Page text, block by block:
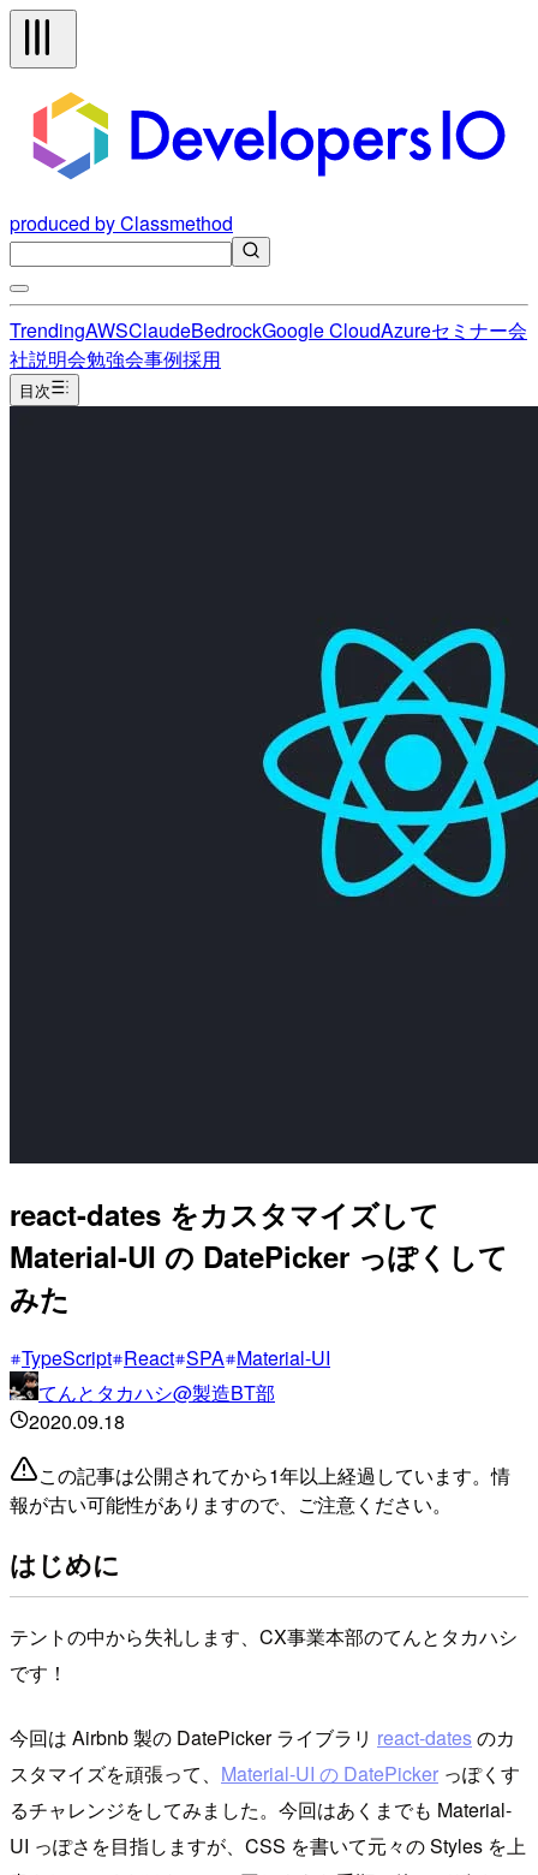
produced by Classmethod
TrendingAWSClaudeBedrockGoogle CloudAzureセミナー会
社説明会勉強会事例採用
目次
react-dates をカスタマイズして
Material-UI の DatePicker っぽくして
みた
TypeScript React SPA Material-UI
てんとタカハシ@製造BT部
2020.09.18
この記事は公開されてから1年以上経過しています。情
報が古い可能性がありますので、ご注意ください。
はじめに
テントの中から失礼します、CX事業本部のてんとタカハシ
です！
今回は Airbnb 製の DatePicker ライブラリ react-datesのカ
スタマイズを頑張って、 Material-UI の DatePicker っぽくす
るチャレンジをしてみました。今回はあくまでも Material-
UI っぽさを目指しますが、CSS を書いて元々の Styles を上